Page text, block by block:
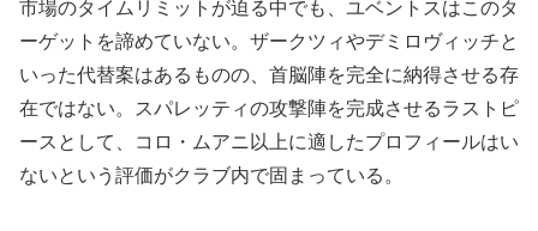
市場のタイムリミットが迫る中でも、ユベントスはこのタ
ーゲットを諦めていない。ザークツィやデミロヴィッチと
いった代替案はあるものの、首脳陣を完全に納得させる存
在ではない。スパレッティの攻撃陣を完成させるラストピ
ースとして、コロ・ムアニ以上に適したプロフィールはい
ないという評価がクラブ内で固まっている。